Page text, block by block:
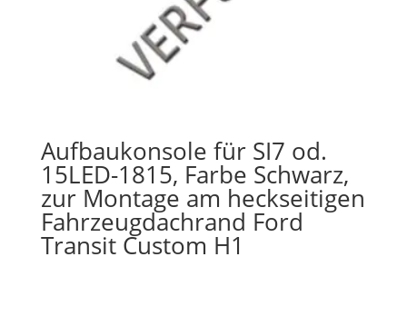
Aufbaukonsole für SI7 od.
15LED-1815, Farbe Schwarz,
zur Montage am heckseitigen
Fahrzeugdachrand Ford
Transit Custom H1